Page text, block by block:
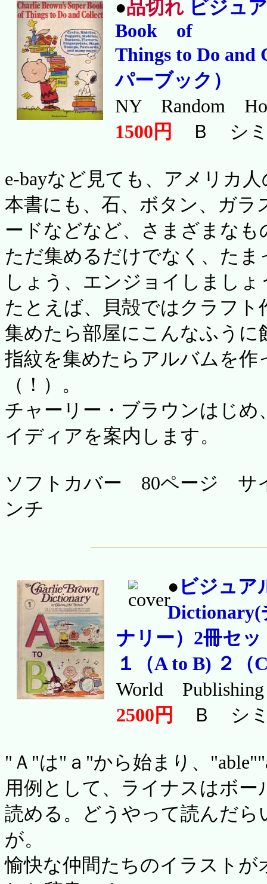
●品切れ ビジュ
Book of
Things to Do
パーブック）
NY Random
1500円
Ｂ シミ
e-bayなど見ても、アメリカ
本書にも、石、ボタン、ガラ
ードなどなど、さまざまなも
ただ集めるだけでなく、た
しょう、エンジョイしまし
たとえば、貝殻ではクラフ
集めたら部屋にこんなふうに
指紋を集めたらアルバムを
（！）。
チャーリー・ブラウンはじ
イディアを案内します。
ソフトカバー 80ページ
ンチ
● ビジュ
ナリー）2冊セッ
１（A to B) ２
World
2500円
Ｂ シミ
"Ａ"は"ａ"から始まり、
用例として、ライナスはボ
読める。どうやって読んだ
が。
愉快な仲間たちのイラスト